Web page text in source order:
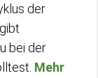
der
bei der
Mehr